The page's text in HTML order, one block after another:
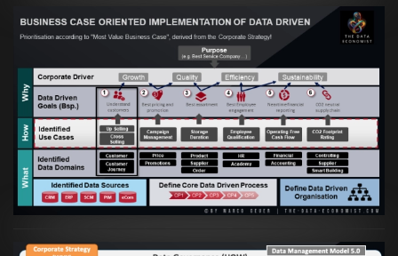
Artikel:
Business Case orientierte
Etablierung einer Data Driven Company
VIEW